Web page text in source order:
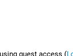
guest access (